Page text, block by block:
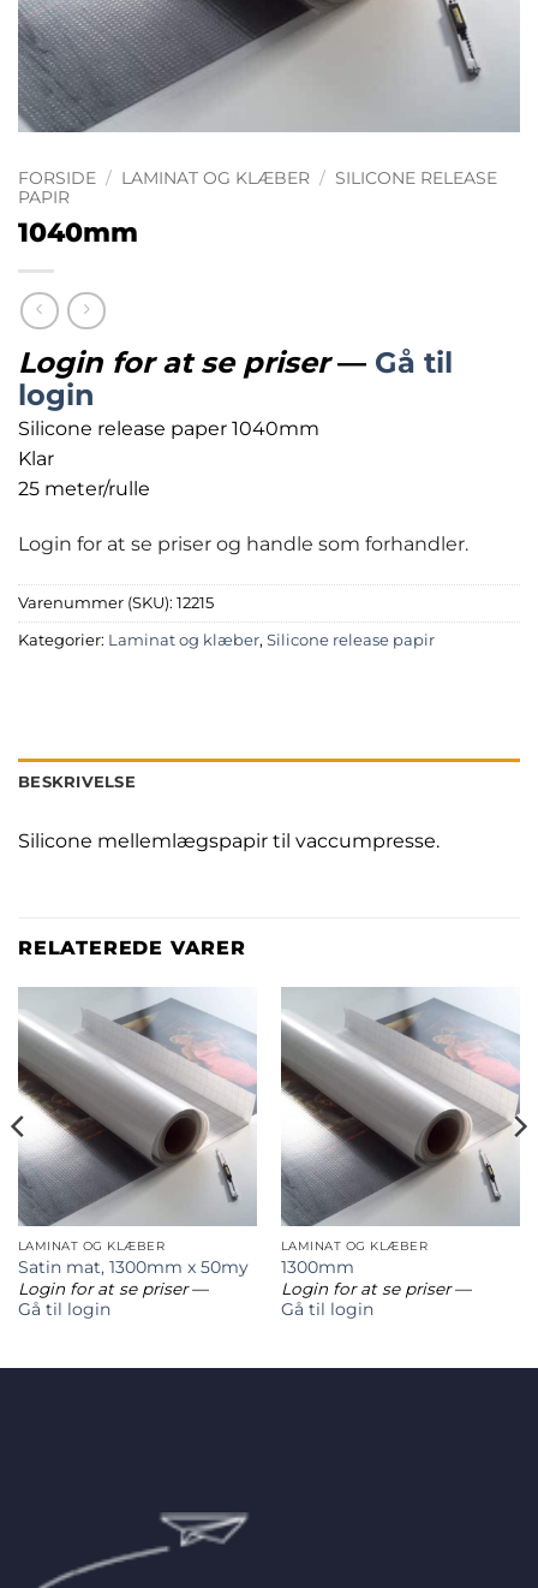
FORSIDE / LAMINAT OG KLÆBER / SILICONE RELEASE
PAPIR
1040mm
Login for at se priser— Gå til
login
Silicone release paper 1040mm
Klar
25 meter/rulle
Login for at se priser og handle som forhandler.
Varenummer (SKU): 12215
Kategorier: Laminat og klæber, Silicone release papir
BESKRIVELSE
Silicone mellemlægspapir til vaccumpresse.
RELATEREDE VARER
LAMINAT OG KLÆBER
Satin mat, 1300mm x 50my
Login for at se priser—
Gå til login
LAMINAT OG KLÆBER
1300mm
Login for at se priser—
Gå til login